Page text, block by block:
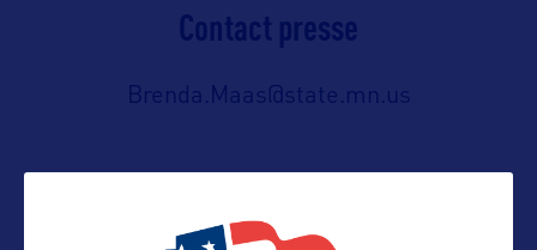
Contact presse
Brenda.Maas@state.mn.us